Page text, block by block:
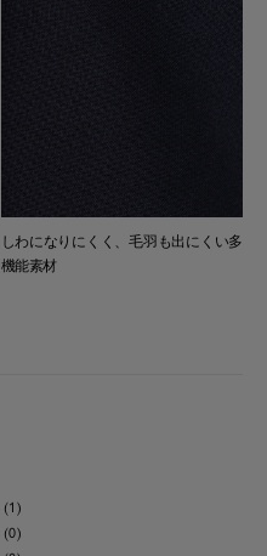
しわになりにくく、毛羽も出にくい多
機能素材
(1)
(0)